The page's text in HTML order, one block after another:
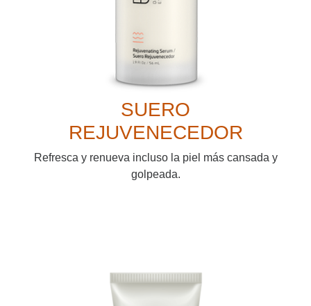
SUERO
REJUVENECEDOR
Refresca y renueva incluso la piel más cansada y
golpeada.